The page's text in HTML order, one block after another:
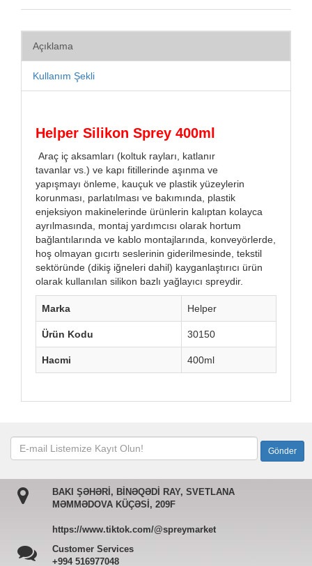
Açıklama
Kullanım Şekli
Helper Silikon Sprey 400ml
Araç iç aksamları (koltuk rayları, katlanır
tavanlar vs.) ve kapı fitillerinde aşınma ve
yapışmayı önleme, kauçuk ve plastik yüzeylerin
korunması, parlatılması ve bakımında, plastik
enjeksiyon makinelerinde ürünlerin kalıptan kolayca
ayrılmasında, montaj yardımcısı olarak hortum
bağlantılarında ve kablo montajlarında, konveyörlerde,
hoş olmayan gıcırtı seslerinin giderilmesinde, tekstil
sektöründe (dikiş iğneleri dahil) kayganlaştırıcı ürün
olarak kullanılan silikon bazlı yağlayıcı spreydir.
Marka Helper
Ürün Kodu 30150
Hacmi 400ml
BAKI ŞƏHƏRİ, BİNƏQƏDİ RAY, SVETLANA
MƏMMƏDOVA KÜÇƏSİ, 209F
https://www.tiktok.com/@spreymarket
Customer Services
+994 516977048